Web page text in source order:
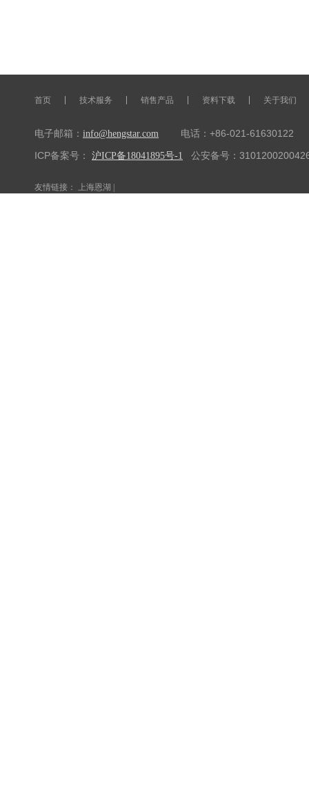
首页 技术服务 销售产品 资料下载 关于我们
电子邮箱： info@hengstar.com
电话：+86-021-61630122
ICP备案号： 沪ICP备18041895号-1 公安备号：
友情链接： 上海恩湖